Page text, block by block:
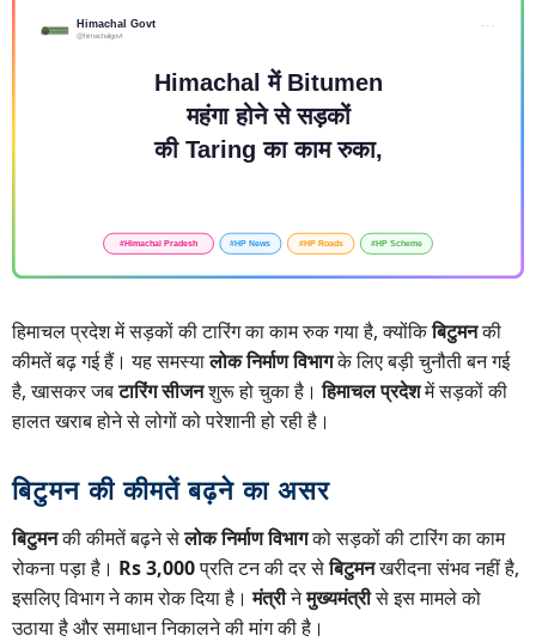
हिमाचल प्रदेश में सड़कों की टारिंग का काम रुक गया है, क्योंकिबिटुमनकी
कीमतें बढ़ गई हैं। यह समस्यालोक निर्माण विभागके लिए बड़ी चुनौती बन गई
है, खासकर जबटारिंग सीजनशुरू हो चुका है।हिमाचल प्रदेशमें सड़कों की
हालत खराब होने से लोगों को परेशानी हो रही है।
बिटुमन की कीमतें बढ़ने का असर
बिटुमनकी कीमतें बढ़ने सेलोक निर्माण विभागको सड़कों की टारिंग का काम
रोकना पड़ा है। Rs 3,000प्रति टन की दर सेबिटुमनखरीदना संभव नहीं है,
इसलिए विभाग ने काम रोक दिया है।मंत्रीनेमुख्यमंत्रीसे इस मामले को
उठाया है और समाधान निकालने की मांग की है।